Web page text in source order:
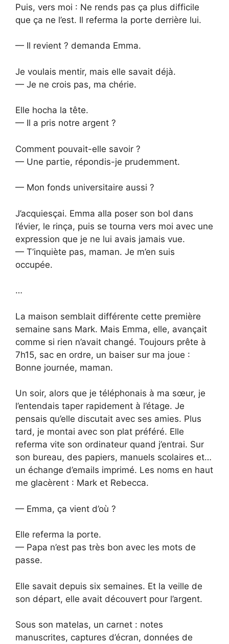
Puis, vers moi : Ne rends pas ça plus difficile
que ça ne l’est. Il referma la porte derrière lui.
— Il revient ? demanda Emma.
Je voulais mentir, mais elle savait déjà.
— Je ne crois pas, ma chérie.
Elle hocha la tête.
— Il a pris notre argent ?
Comment pouvait-elle savoir ?
— Une partie, répondis-je prudemment.
— Mon fonds universitaire aussi ?
J’acquiesçai. Emma alla poser son bol dans
l’évier, le rinça, puis se tourna vers moi avec une
expression que je ne lui avais jamais vue.
— T’inquiète pas, maman. Je m’en suis
occupée.
…
La maison semblait différente cette première
semaine sans Mark. Mais Emma, elle, avançait
comme si rien n’avait changé. Toujours prête à
7h15, sac en ordre, un baiser sur ma joue :
Bonne journée, maman.
Un soir, alors que je téléphonais à ma sœur, je
l’entendais taper rapidement à l’étage. Je
pensais qu’elle discutait avec ses amies. Plus
tard, je montai avec son plat préféré. Elle
referma vite son ordinateur quand j’entrai. Sur
son bureau, des papiers, manuels scolaires et…
un échange d’emails imprimé. Les noms en haut
me glacèrent : Mark et Rebecca.
— Emma, ça vient d’où ?
Elle referma la porte.
— Papa n’est pas très bon avec les mots de
passe.
Elle savait depuis six semaines. Et la veille de
son départ, elle avait découvert pour l’argent.
Sous son matelas, un carnet : notes
manuscrites, captures d’écran, données de